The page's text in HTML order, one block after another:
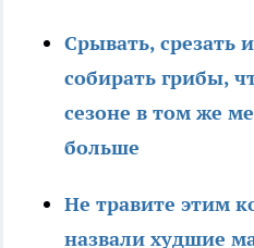
Срывать, срезать
собирать грибы,
сезоне в том же
больше
Не травите этим
назвали худшие